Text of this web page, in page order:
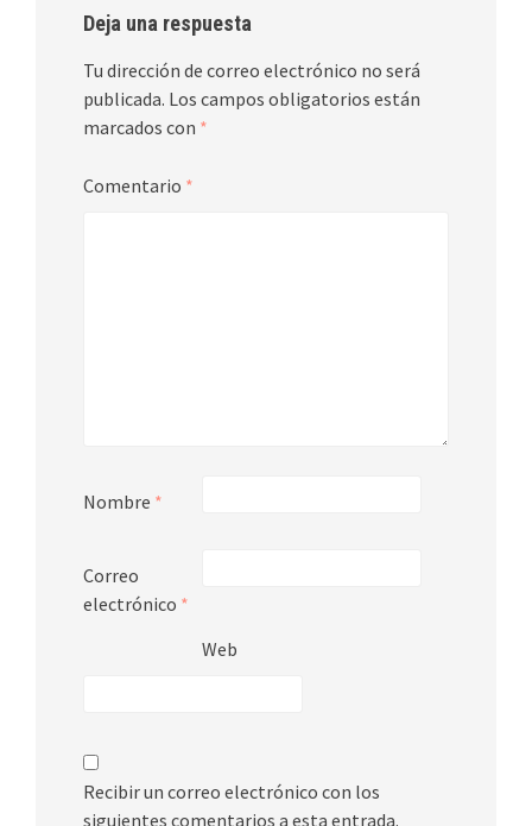
Deja una respuesta
Tu dirección de correo electrónico no será
publicada. Los campos obligatorios están
marcados con *
Comentario *
Nombre *
Correo
electrónico *
Web
Recibir un correo electrónico con los
siguientes comentarios a esta entrada.